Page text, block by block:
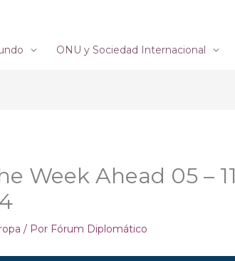
ONU y Sociedad Internacional
Week Ahead 05 – 11
/ Por Fórum Diplomático